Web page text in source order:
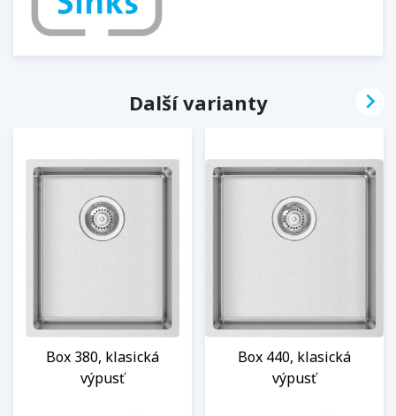
Další varianty
Box 380, klasická
výpusť
Box 440, klasická
výpusť
